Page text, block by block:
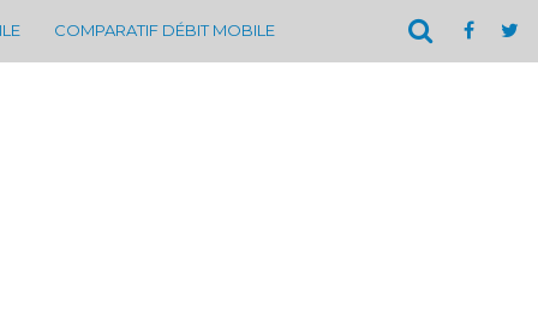
COMPARATIF DÉBIT MOBILE